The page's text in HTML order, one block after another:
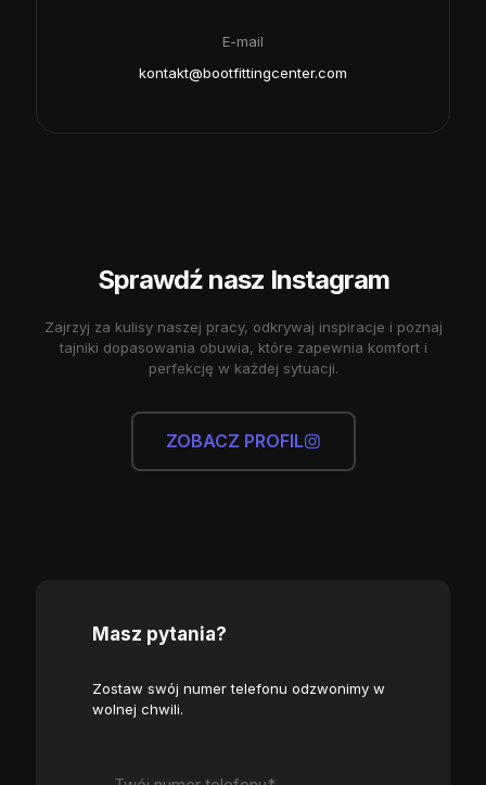
kontakt@bootfittingcenter.com
E-mail
Sprawdź nasz Instagram
Zajrzyj za kulisy naszej pracy, odkrywaj inspiracje i poznaj
tajniki dopasowania obuwia, które zapewnia komfort i
perfekcję w każdej sytuacji.
ZOBACZ PROFIL
Masz pytania?
Zostaw swój numer telefonu odzwonimy w
wolnej chwili.